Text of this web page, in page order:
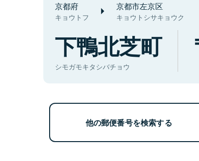
京都府
キョウトフ
京都市左京区
キョウトシサキョウク
下鴨北芝町
シモガモキタシバチョウ
他の郵便番号を検索する